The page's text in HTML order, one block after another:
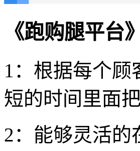
《跑购腿平台
1：根据每个
短的时间里面
2：能够灵活的